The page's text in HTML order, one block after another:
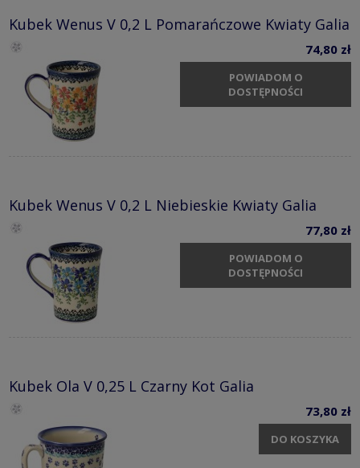
Kubek Wenus V 0,2 L Pomarańczowe Kwiaty Galia
74,80 zł
POWIADOM O
DOSTĘPNOŚCI
Kubek Wenus V 0,2 L Niebieskie Kwiaty Galia
77,80 zł
POWIADOM O
DOSTĘPNOŚCI
Kubek Ola V 0,25 L Czarny Kot Galia
73,80 zł
DO KOSZYKA